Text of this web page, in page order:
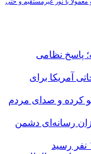
معمولاً با نور غیرمستقیم و حتی
پاسخ نظامی
آمریکا برای
کرده و صدای مردم
رسانه‌ای دشمن